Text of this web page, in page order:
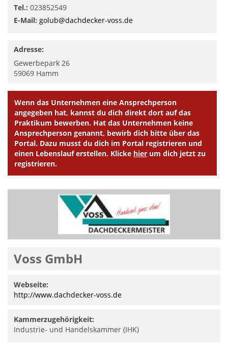
Tel.: 023852549
E-Mail: golub@dachdecker-voss.de
Adresse:
Gewerbepark 26
59069 Hamm
Wenn das Unternehmen eine Ansprechperson
angegeben hat, kannst du dich direkt dort auf das
Praktikum bewerben. Hat das Unternehmen keine
Ansprechperson genannt, bewirb dich bitte über das
Portal. Dazu musst du dich im Portal registrieren und
einen Lebenslauf erstellen. Klicke hier um dich jetzt zu
registrieren.
Voss GmbH
Webseite:
http://www.dachdecker-voss.de
Kammerzugehörigkeit:
Industrie- und Handelskammer (IHK)